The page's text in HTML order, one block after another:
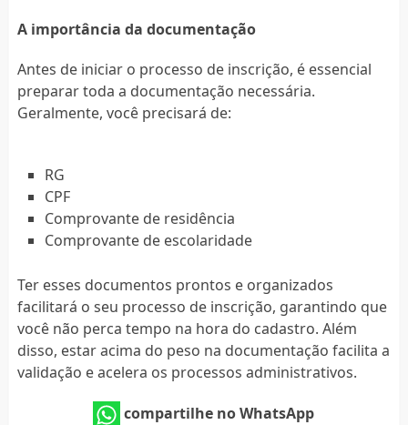
A importância da documentação
Antes de iniciar o processo de inscrição, é essencial
preparar toda a documentação necessária.
Geralmente, você precisará de:
RG
CPF
Comprovante de residência
Comprovante de escolaridade
Ter esses documentos prontos e organizados
facilitará o seu processo de inscrição, garantindo que
você não perca tempo na hora do cadastro. Além
disso, estar acima do peso na documentação facilita a
validação e acelera os processos administrativos.
compartilhe no WhatsApp